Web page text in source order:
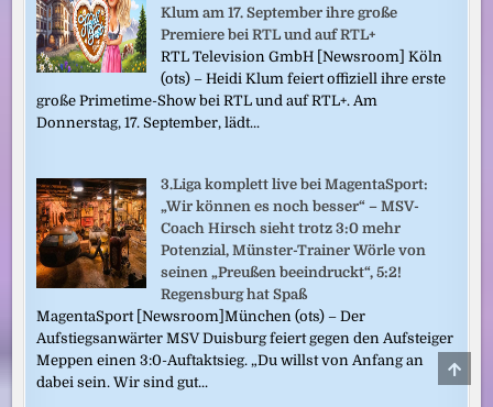
Klum am 17. September ihre große
Premiere bei RTL und auf RTL+
RTL Television GmbH [Newsroom] Köln
(ots) – Heidi Klum feiert offiziell ihre erste
große Primetime-Show bei RTL und auf RTL+. Am
Donnerstag, 17. September, lädt...
3.Liga komplett live bei MagentaSport:
„Wir können es noch besser“ – MSV-
Coach Hirsch sieht trotz 3:0 mehr
Potenzial, Münster-Trainer Wörle von
seinen „Preußen beeindruckt“, 5:2!
Regensburg hat Spaß
MagentaSport [Newsroom]München (ots) – Der
Aufstiegsanwärter MSV Duisburg feiert gegen den Aufsteiger
Meppen einen 3:0-Auftaktsieg. „Du willst von Anfang an
dabei sein. Wir sind gut...
TO